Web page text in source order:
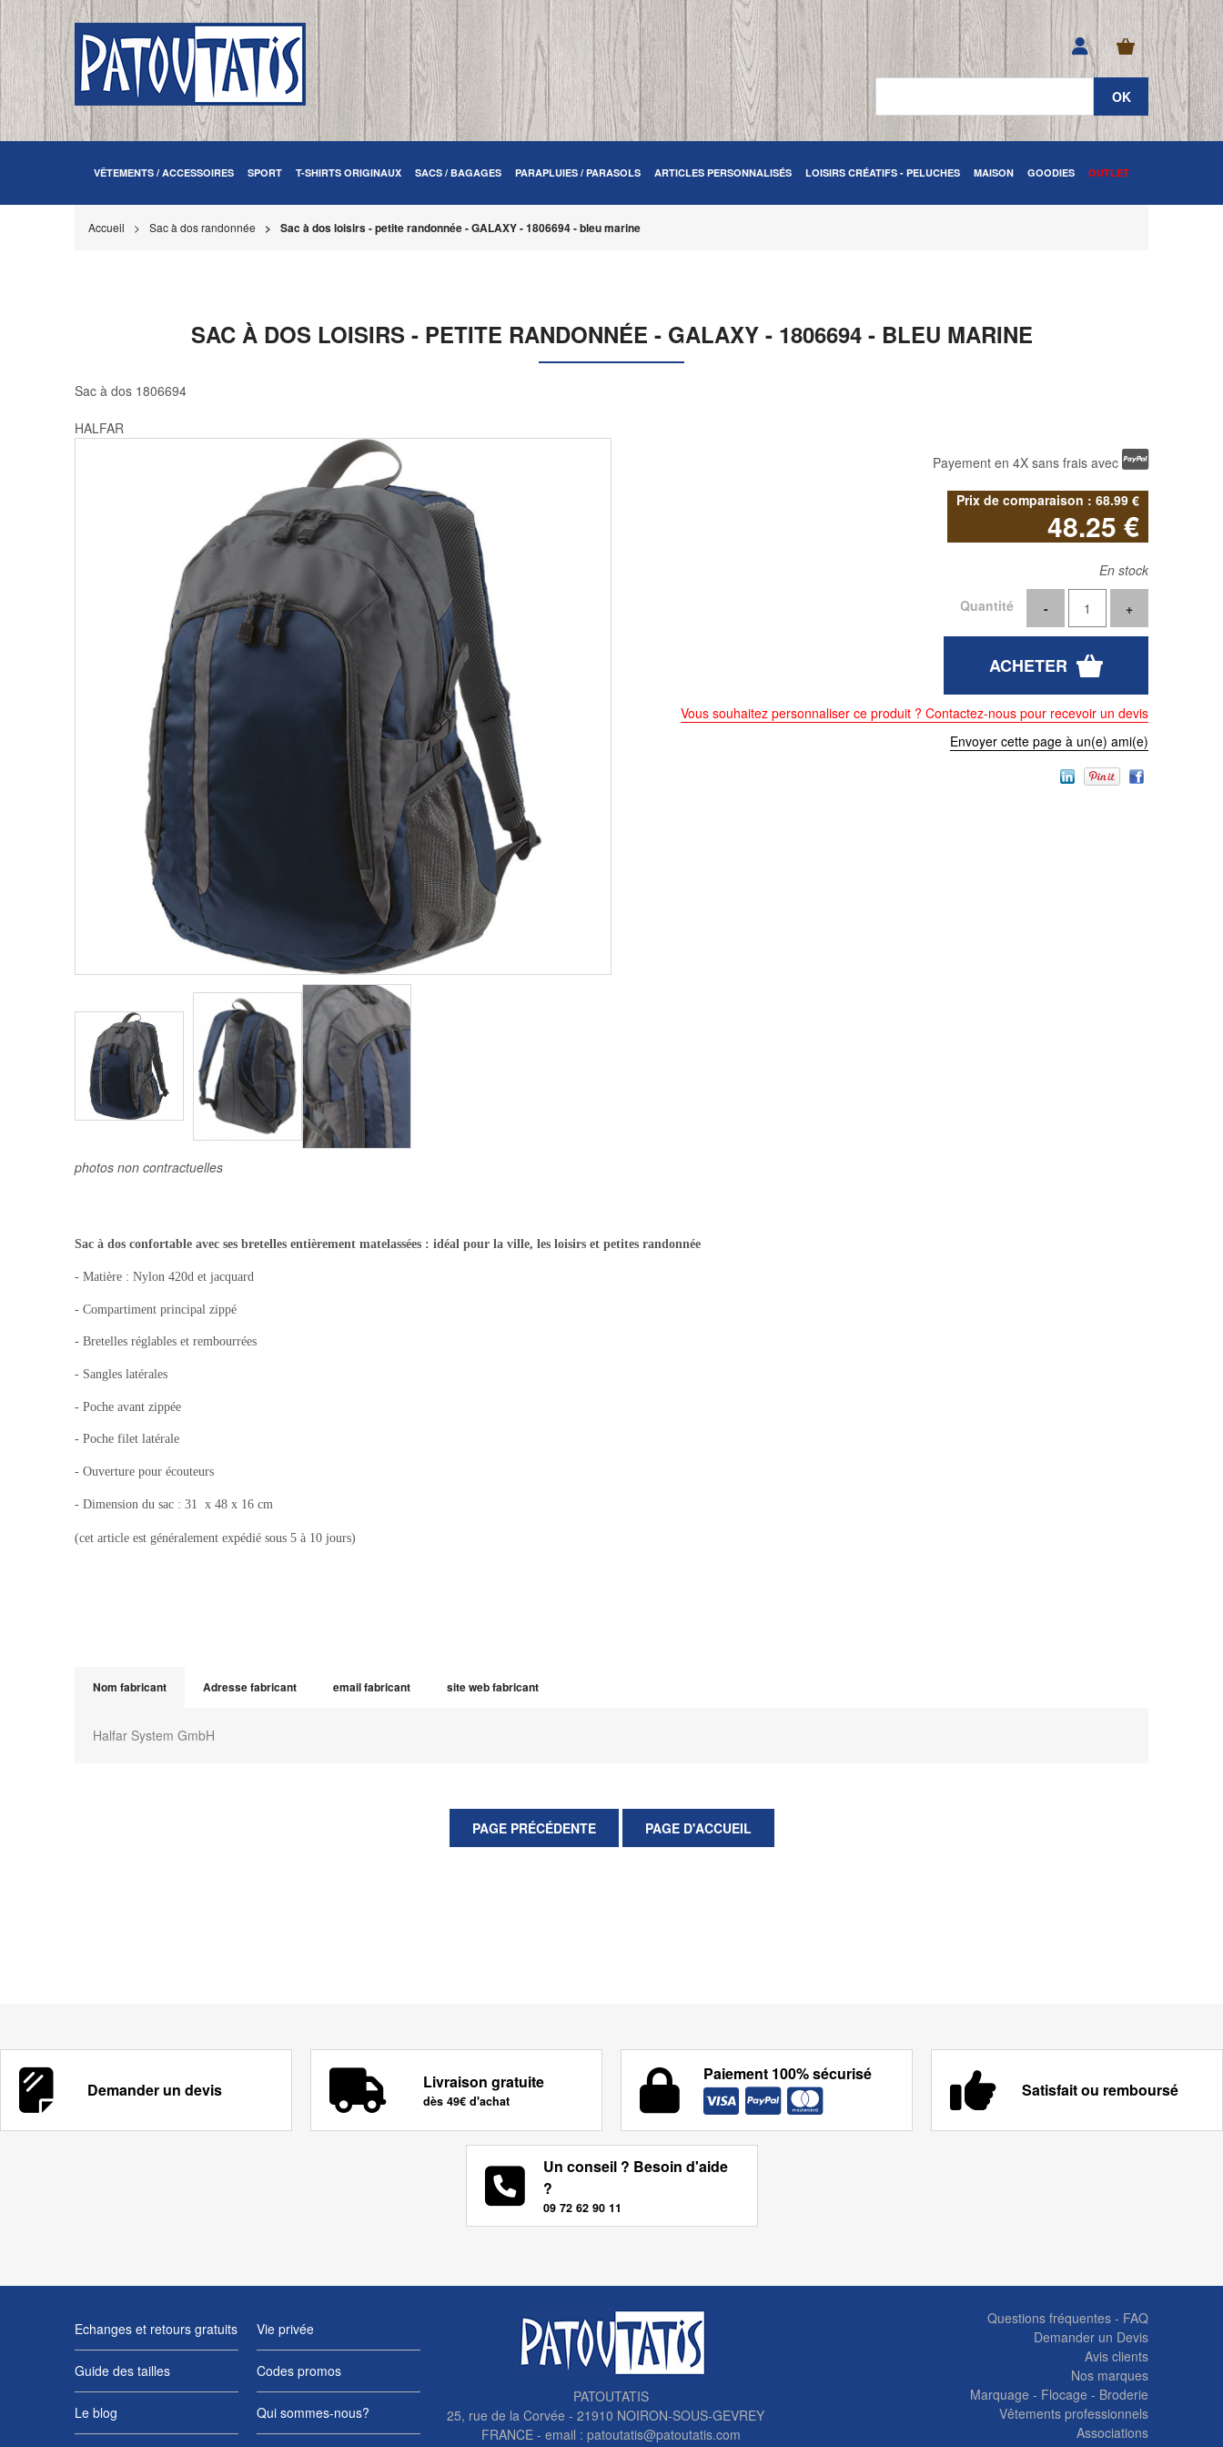
VÊTEMENTS / ACCESSOIRES SPORT T-SHIRTS ORIGINAUX SACS / BAGAGES PARAPLUIES / PARASOLS ARTICLES PERSONNALISÉS LOISIRS CRÉATIFS - PELUCHES MAISON GOODIES OUTLET
Accueil Sac à dos randonnée Sac à dos loisirs - petite randonnée - GALAXY - 1806694 - bleu marine
SAC À DOS LOISIRS - PETITE RANDONNÉE - GALAXY - 1806694 - BLEU MARINE
Sac à dos 1806694
HALFAR
photos non contractuelles
Payement en 4X sans frais avec
68.99 €
48.25 €
En stock
Quantité
Vous souhaitez personnaliser ce produit ? Contactez-nous pour recevoir un devis
Envoyer cette page à un(e) ami(e)
Sac à dos confortable avec ses bretelles entièrement matelassées : idéal pour la ville, les loisirs et petites randonnée
- Matière : Nylon 420d et jacquard
- Compartiment principal zippé
- Bretelles réglables et rembourrées
- Sangles latérales
- Poche avant zippée
- Poche filet latérale
- Ouverture pour écouteurs
- Dimension du sac : 31 x 48 x 16 cm
(cet article est généralement expédié sous 5 à 10 jours)
Nom fabricant Adresse fabricant email fabricant site web fabricant
Halfar System GmbH
Demander un devis Livraison gratuite
dès 49€ d'achat
Paiement 100% sécurisé
Satisfait ou remboursé
Un conseil ? Besoin d'aide
?
09 72 62 90 11
Echanges et retours gratuits Vie privée
Guide des tailles Codes promos
Le blog Qui sommes-nous?
PATOUTATIS
25, rue de la Corvée - 21910 NOIRON-SOUS-GEVREY
FRANCE - email :patoutatis@patoutatis.com
Questions fréquentes - FAQ
Demander un Devis
Avis clients
Nos marques
Marquage - Flocage - Broderie
Vêtements professionnels
Associations